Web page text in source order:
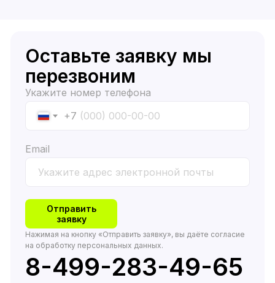
Оставьте заявку мы
перезвоним
Укажите номер телефона
+7
Email
Отправить
заявку
Нажимая на кнопку «Отправить заявку», вы даёте согласие
на обработку персональных данных.
8-499-283-49-65